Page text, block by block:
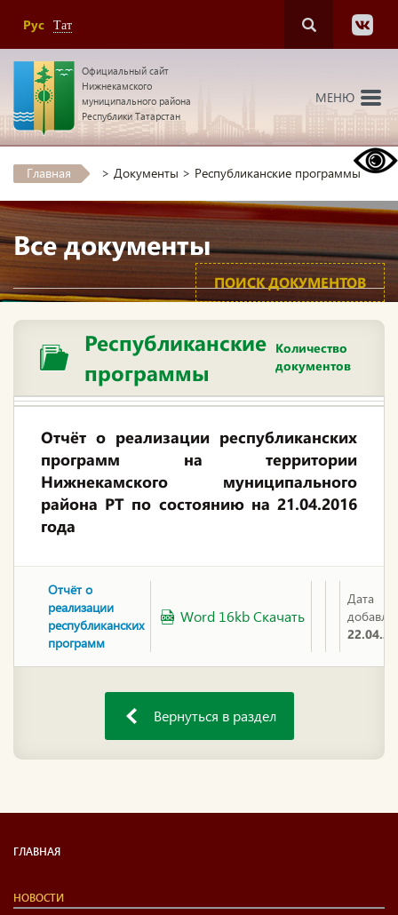
Рус Тат
Официальный сайт
Нижнекамского
муниципального района
Республики Татарстан
МЕНЮ
Главная > Документы > Республиканские программы
Все документы
ПОИСК ДОКУМЕНТОВ
Республиканские
программы
Количество
документов
Отчёт о реализации республиканских
программ на территории
Нижнекамского муниципального
района РТ по состоянию на 21.04.2016
года
Отчёт о
реализации
республиканских
программ
Word 16kb Скачать
Дата
Вернуться в раздел
ГЛАВНАЯ
НОВОСТИ